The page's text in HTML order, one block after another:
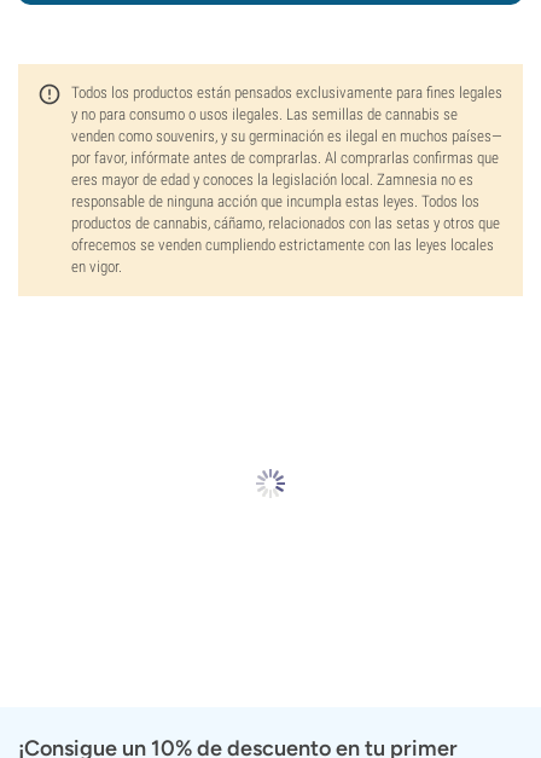
Todos los productos están pensados exclusivamente para fines legales
y no para consumo o usos ilegales. Las semillas de cannabis se
venden como souvenirs, y su germinación es ilegal en muchos países—
por favor, infórmate antes de comprarlas. Al comprarlas confirmas que
eres mayor de edad y conoces la legislación local. Zamnesia no es
responsable de ninguna acción que incumpla estas leyes. Todos los
productos de cannabis, cáñamo, relacionados con las setas y otros que
ofrecemos se venden cumpliendo estrictamente con las leyes locales
en vigor.
¡Consigue un 10% de descuento en tu primer